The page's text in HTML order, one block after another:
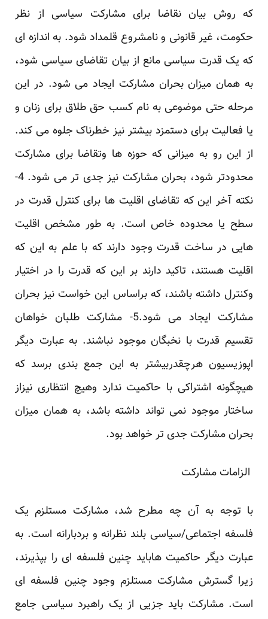
که روش بیان نقاضا برای مشارکت سیاسی از نظر
حکومت، غیر قانونی و ‏نامشروع قلمداد شود. به اندازه ای
که یک قدرت سیاسی مانع از بیان تقاضای سیاسی شود،
به همان میزان ‏بحران مشارکت ایجاد می شود. در این
مرحله حتی موضوعی به نام کسب حق طلاق برای زنان و
یا فعالیت ‏برای دستمزد بیشتر نیز خطرناک جلوه می کند.
از این رو به میزانی که حوزه ها وتقاضا برای مشارکت
‏محدودتر شود، بحران مشارکت نیز جدی تر می شود. 4-
نکته آخر این که تقاضای اقلیت ها برای کنترل ‏قدرت در
سطح یا محدوده خاص است. به طور مشخص اقلیت
هایی در ساخت قدرت وجود دارند که با علم به ‏این که
اقلیت هستند، تاکید دارند بر این که قدرت را در اختیار
وکنترل داشته باشند، که براساس این خواست ‏نیز بحران
مشارکت ایجاد می شود.5- مشارکت طلبان خواهان
تقسیم قدرت با نخبگان موجود نباشند. به ‏عبارت دیگر
اپوزیسیون هرچقدربیشتر به این جمع بندی برسد که
هیچگونه اشتراکی با حاکمیت ندارد وهیچ ‏انتظاری نیزاز
ساختار موجود نمی تواند داشته باشد، به همان میزان
بحران مشارکت جدی تر خواهد بود.‏
با توجه به آن چه مطرح شد، مشارکت مستلزم یک
فلسفه اجتماعی/سیاسی بلند نظرانه و بردبارانه است. به
‏عبارت دیگر حاکمیت هاباید چنین فلسفه ای را بپذیرند،
زیرا گسترش مشارکت مستلزم وجود چنین فلسفه ای
‏است. مشارکت باید جزیی از یک راهبرد سیاسی جامع